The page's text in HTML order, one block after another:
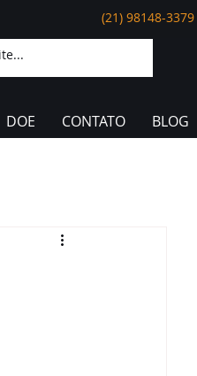
(21) 98148-3379
DOE CONTATO BLOG